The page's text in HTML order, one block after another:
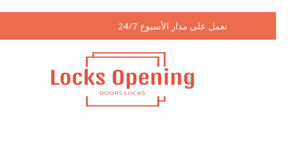
المحتوى
نعمل على مدار الأسبوع 24/7